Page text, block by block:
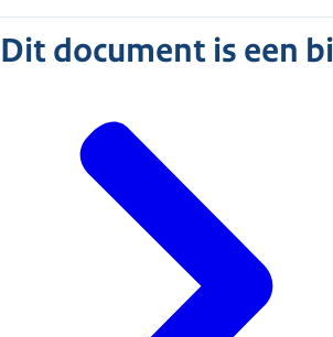
Dit document is een